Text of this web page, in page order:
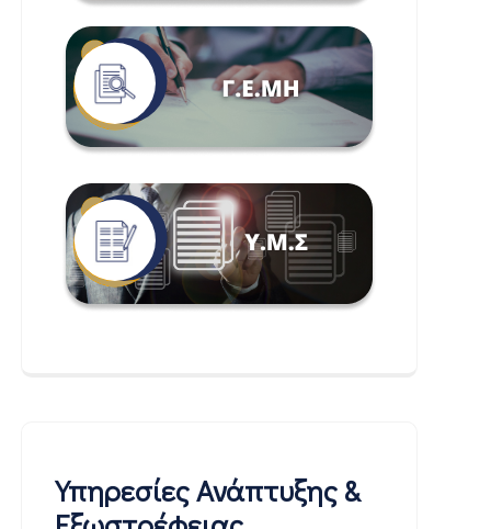
Υπηρεσίες Ανάπτυξης &